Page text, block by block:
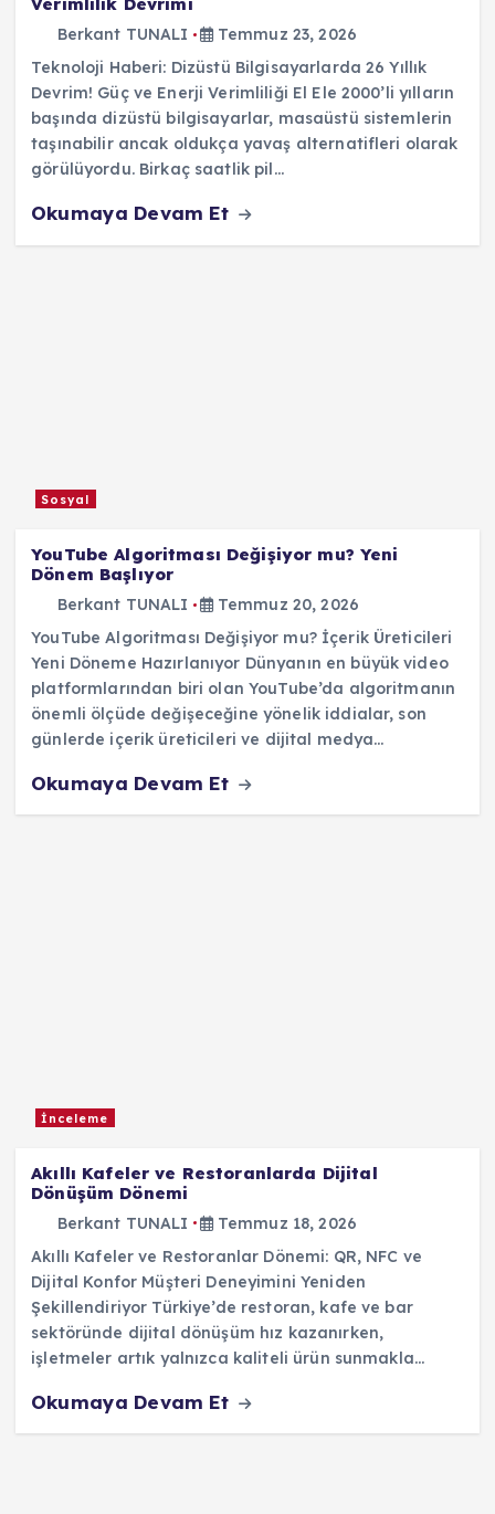
Berkant TUNALI
Temmuz 23, 2026
Teknoloji Haberi: Dizüstü Bilgisayarlarda 26 Yıllık
Devrim! Güç ve Enerji Verimliliği El Ele 2000’li yılların
başında dizüstü bilgisayarlar, masaüstü sistemlerin
taşınabilir ancak oldukça yavaş alternatifleri olarak
görülüyordu. Birkaç saatlik pil…
Okumaya Devam Et
Sosyal
YouTube Algoritması Değişiyor mu? Yeni
Dönem Başlıyor
Berkant TUNALI
Temmuz 20, 2026
YouTube Algoritması Değişiyor mu? İçerik Üreticileri
Yeni Döneme Hazırlanıyor Dünyanın en büyük video
platformlarından biri olan YouTube’da algoritmanın
önemli ölçüde değişeceğine yönelik iddialar, son
günlerde içerik üreticileri ve dijital medya…
Okumaya Devam Et
İnceleme
Akıllı Kafeler ve Restoranlarda Dijital
Dönüşüm Dönemi
Berkant TUNALI
Temmuz 18, 2026
Akıllı Kafeler ve Restoranlar Dönemi: QR, NFC ve
Dijital Konfor Müşteri Deneyimini Yeniden
Şekillendiriyor Türkiye’de restoran, kafe ve bar
sektöründe dijital dönüşüm hız kazanırken,
işletmeler artık yalnızca kaliteli ürün sunmakla…
Okumaya Devam Et